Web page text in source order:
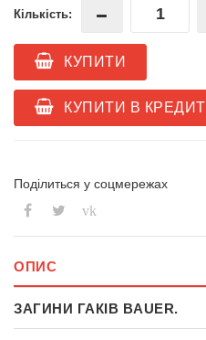
Кількість:
КУПИТИ
КУПИТИ В КРЕДИТ
Поділиться у соцмережах
vk
ОПИС
ЗАГИНИ ГАКІВ BAUER.